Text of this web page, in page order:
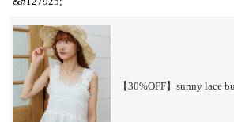
【30%OFF】sunny lace